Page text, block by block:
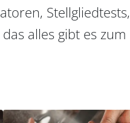
Stellgliedtests,
alles gibt es zum